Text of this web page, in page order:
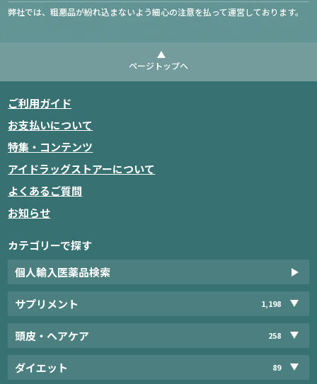
弊社では、粗悪品が紛れ込まないよう細心の注意を払って運営しております。
ページトップへ
ご利用ガイド
お支払いについて
特集・コンテンツ
アイドラッグストアーについて
よくあるご質問
お知らせ
カテゴリーで探す
個人輸入医薬品検索
サプリメント 1,198
頭皮・ヘアケア 258
ダイエット 89